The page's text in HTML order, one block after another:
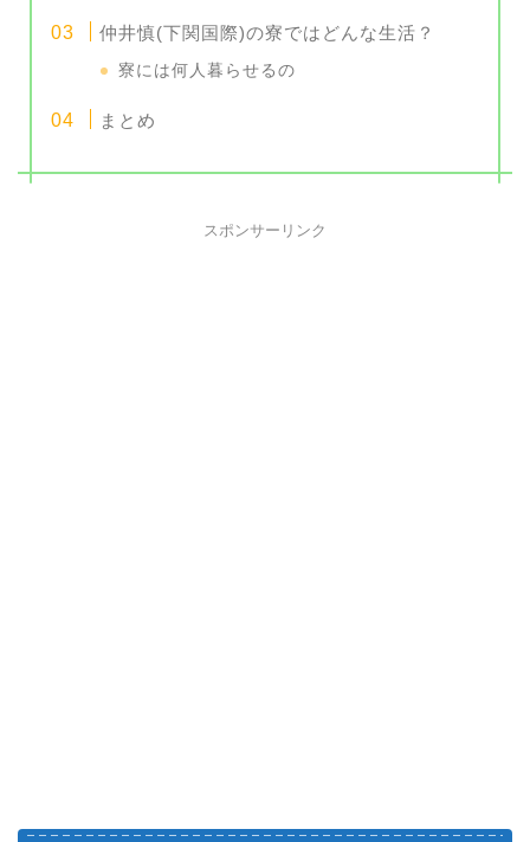
仲井慎(下関国際)の寮ではどんな生活？
寮には何人暮らせるの
まとめ
スポンサーリンク